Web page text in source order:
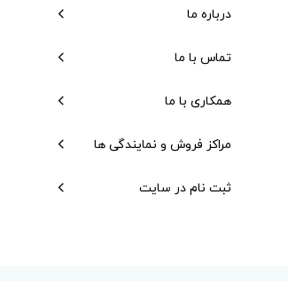
درباره ما
تماس با ما
همکاری با ما
مراکز فروش و نمایندگی ها
ثبت نام در سایت